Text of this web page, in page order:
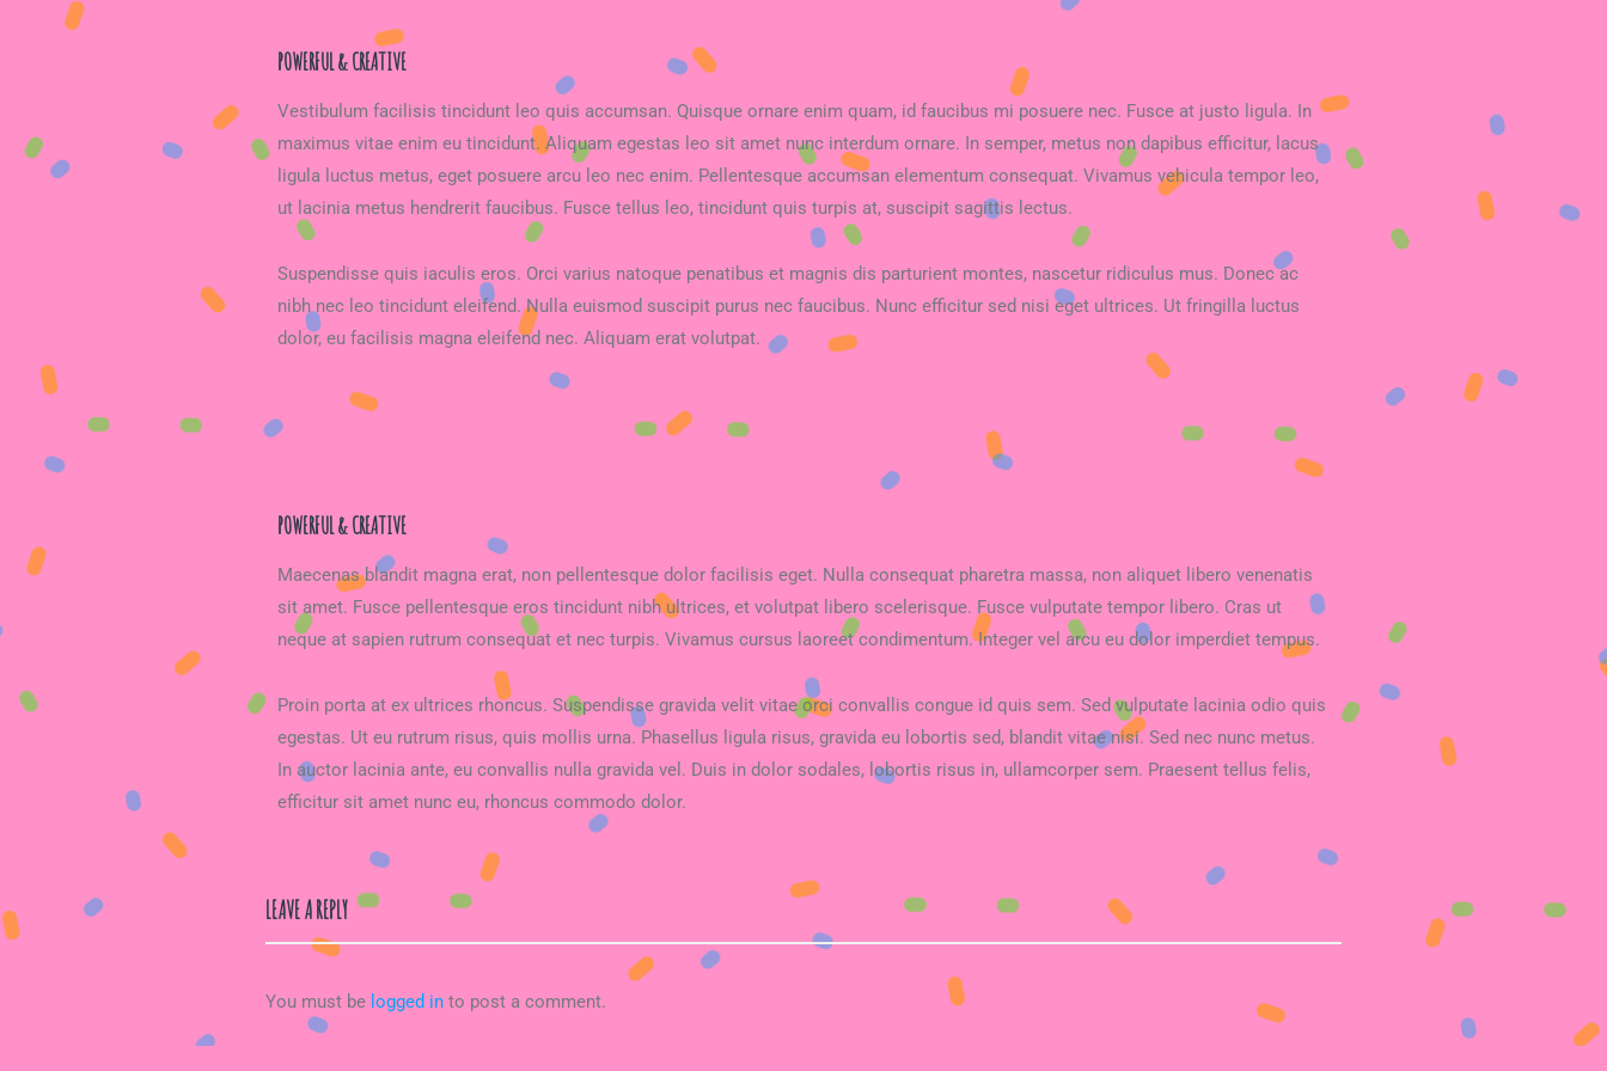
POWERFUL & CREATIVE
Vestibulum facilisis tincidunt leo quis accumsan. Quisque ornare enim quam, id faucibus mi posuere nec. Fusce at justo ligula. In
maximus vitae enim eu tincidunt. Aliquam egestas leo sit amet nunc interdum ornare. In semper, metus non dapibus efficitur, lacus
ligula luctus metus, eget posuere arcu leo nec enim. Pellentesque accumsan elementum consequat. Vivamus vehicula tempor leo,
ut lacinia metus hendrerit faucibus. Fusce tellus leo, tincidunt quis turpis at, suscipit sagittis lectus.
Suspendisse quis iaculis eros. Orci varius natoque penatibus et magnis dis parturient montes, nascetur ridiculus mus. Donec ac
nibh nec leo tincidunt eleifend. Nulla euismod suscipit purus nec faucibus. Nunc efficitur sed nisi eget ultrices. Ut fringilla luctus
dolor, eu facilisis magna eleifend nec. Aliquam erat volutpat.
POWERFUL & CREATIVE
Maecenas blandit magna erat, non pellentesque dolor facilisis eget. Nulla consequat pharetra massa, non aliquet libero venenatis
sit amet. Fusce pellentesque eros tincidunt nibh ultrices, et volutpat libero scelerisque. Fusce vulputate tempor libero. Cras ut
neque at sapien rutrum consequat et nec turpis. Vivamus cursus laoreet condimentum. Integer vel arcu eu dolor imperdiet tempus.
Proin porta at ex ultrices rhoncus. Suspendisse gravida velit vitae orci convallis congue id quis sem. Sed vulputate lacinia odio quis
egestas. Ut eu rutrum risus, quis mollis urna. Phasellus ligula risus, gravida eu lobortis sed, blandit vitae nisi. Sed nec nunc metus.
In auctor lacinia ante, eu convallis nulla gravida vel. Duis in dolor sodales, lobortis risus in, ullamcorper sem. Praesent tellus felis,
efficitur sit amet nunc eu, rhoncus commodo dolor.
LEAVE A REPLY
You must be logged in to post a comment.